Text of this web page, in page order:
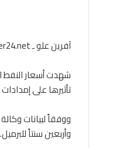
آفرين علو ـ xeber24.net
شهدت أسعار النفط
تأثيرها على
ووفقاً لبيانات
وأربعين سنتاً للبرميل.